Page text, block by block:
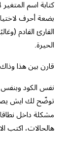
كتابة اسم
بضعة أحرف
القارئ القادم
الحيرة.
قارن بين هذا
نفس الكود وبنفس
توضّح لك ايش
مشكلة داخل
هالحالات، اكتب